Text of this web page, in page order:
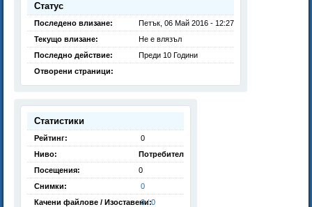
Статус
Последено влизане:
Петък, 06 Май 2016 - 12:27
Текущо влизане:
Не е влязъл
Последно действие:
Преди 10 Години
Отворени страници:
Статистики
Рейтинг:
0
Ниво:
Потребител
Посещения:
0
Снимки:
0
Качени файлове / Изоставени:
0 / 0